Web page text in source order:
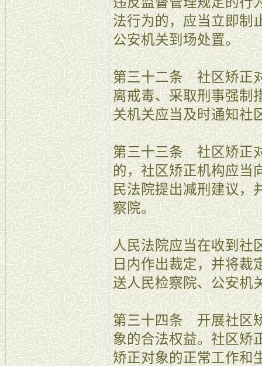
法行为的，应当立即制
公安机关到场处置。
第三十二条 社区矫正
离戒毒、采取刑事强制
关机关应当及时通知社
第三十三条 社区矫正
的，社区矫正机构应当
民法院提出减刑建议，
察院。
人民法院应当在收到社
日内作出裁定，并将裁
送人民检察院、公安机
第三十四条 开展社区
象的合法权益。社区矫
矫正对象的正常工作和